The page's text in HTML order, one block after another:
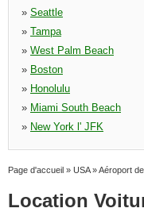
» Seattle
» Tampa
» West Palm Beach
» Boston
» Honolulu
» Miami South Beach
» New York l' JFK
Page d'accueil » USA»Aéroport
Location